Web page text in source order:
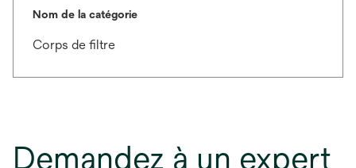
Nom de la catégorie
Corps de filtre
Demandez à un expert